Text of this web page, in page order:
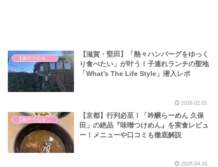
【旅行で心を癒そう】
【滋賀・堅田】「熱々ハンバーグをゆっく
り食べたい」が叶う！子連れランチの聖地
「What’s The Life Style」潜入レポ
2026.02.01
【京都】行列必至！「吟醸らーめん 久保
田」の絶品『味噌つけめん』を実食レビュ
ー！メニューや口コミも徹底解説
2025.04.16